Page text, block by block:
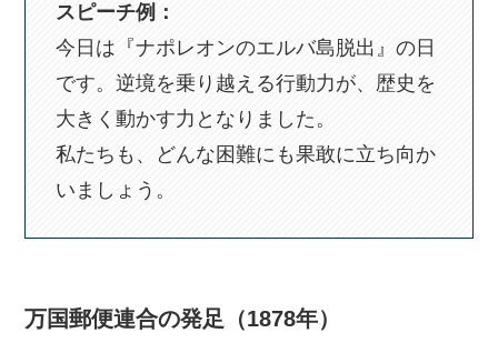
スピーチ例：
今日は『ナポレオンのエルバ島脱出』の日
です。逆境を乗り越える行動力が、歴史を
大きく動かす力となりました。
私たちも、どんな困難にも果敢に立ち向か
いましょう。
万国郵便連合の発足（1878年）